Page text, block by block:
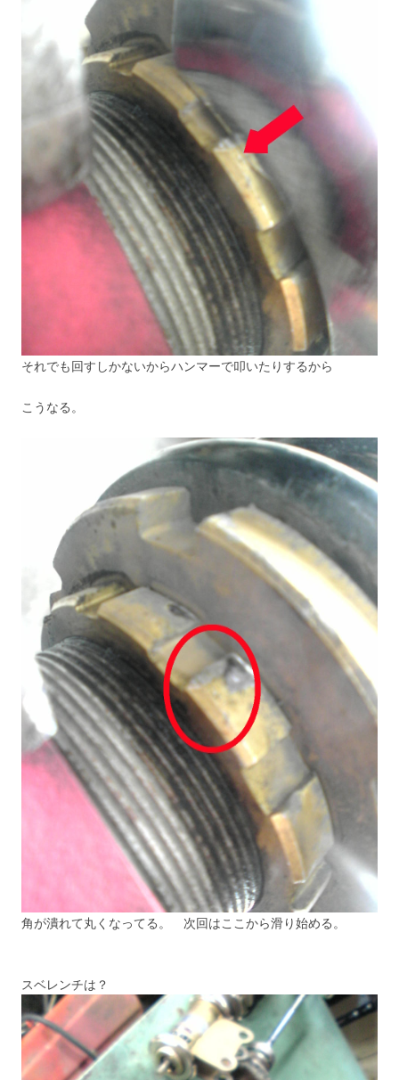
それでも回すしかないからハンマーで叩いたりするから
こうなる。
角が潰れて丸くなってる。 次回はここから滑り始める。
スベレンチは？